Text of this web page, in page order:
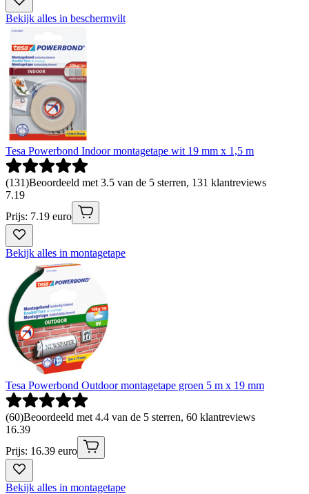
Bekijk alles in beschermvilt
Tesa Powerbond Indoor montagetape wit 19 mm x 1,5 m
(131)Beoordeeld met 3.5 van de 5 sterren, 131 klantreviews
7.19
Prijs: 7.19 euro
Bekijk alles in montagetape
Tesa Powerbond Outdoor montagetape groen 5 m x 19 mm
(60)Beoordeeld met 4.4 van de 5 sterren, 60 klantreviews
16.39
Prijs: 16.39 euro
Bekijk alles in montagetape